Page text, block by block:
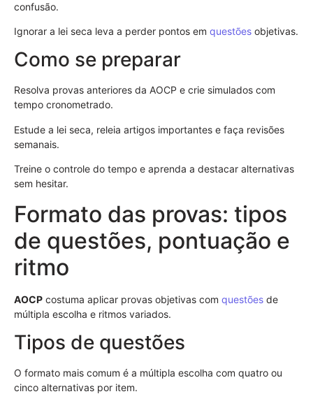
confusão.
Ignorar a lei seca leva a perder pontos em questões objetivas.
Como se preparar
Resolva provas anteriores da AOCP e crie simulados com
tempo cronometrado.
Estude a lei seca, releia artigos importantes e faça revisões
semanais.
Treine o controle do tempo e aprenda a destacar alternativas
sem hesitar.
Formato das provas: tipos
de questões, pontuação e
ritmo
AOCP costuma aplicar provas objetivas com questões de
múltipla escolha e ritmos variados.
Tipos de questões
O formato mais comum é a múltipla escolha com quatro ou
cinco alternativas por item.